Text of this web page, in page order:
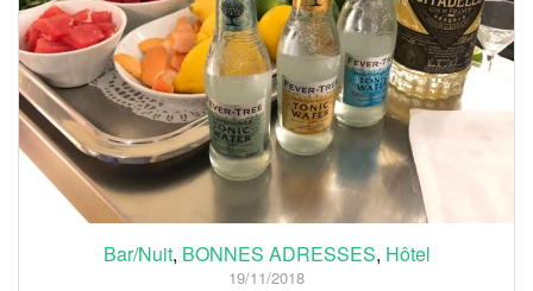
Bar/Nuit, BONNES ADRESSES, Hôtel
19/11/2018